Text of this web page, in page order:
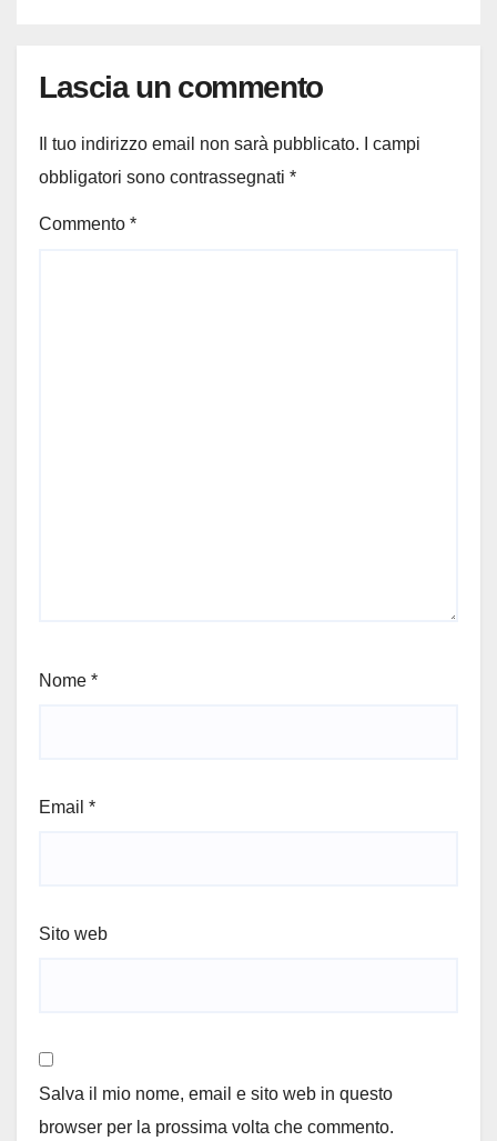
Lascia un commento
Il tuo indirizzo email non sarà pubblicato.
I campi
obbligatori sono contrassegnati *
Commento *
Nome *
Email *
Sito web
Salva il mio nome, email e sito web in questo
browser per la prossima volta che commento.